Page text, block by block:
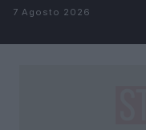
Salta al contenuto
7 Agosto 2026